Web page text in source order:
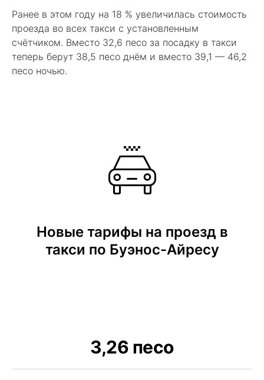
Ранее в этом году на 18 % увеличилась стоимость
проезда во всех такси с установленным
счётчиком. Вместо 32,6 песо за посадку в такси
теперь берут 38,5 песо днём и вместо 39,1 — 46,2
песо ночью.
Новые тарифы на проезд в
такси по Буэнос-Айресу
3,26 песо